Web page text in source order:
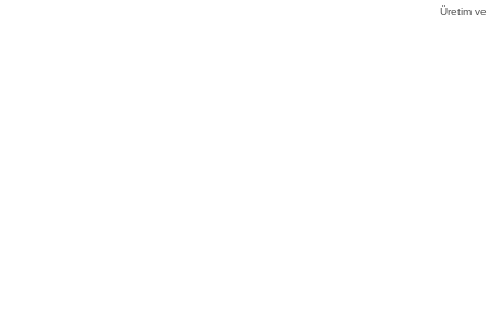
Üretim